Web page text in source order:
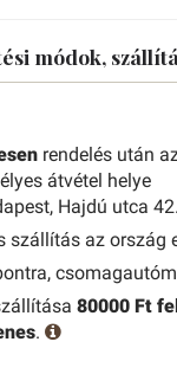
módok,
rendelés után
átvétel helye
Hajdú utca 42.
szállítás az ország
80000 Ft
.